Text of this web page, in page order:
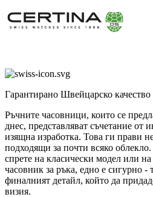
Гарантирано Швейцарско качество
Ръчните часовници, които се
днес, представляват съчетание от
изящна изработка. Това ги прави
подходящи за почти всяко
спрете на класически модел или
часовник за ръка, едно е сигурно -
финалният детайл, който да
визия.